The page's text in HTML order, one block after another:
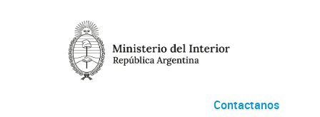
Contactanos